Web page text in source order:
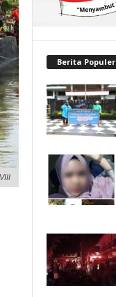
Berita Populer